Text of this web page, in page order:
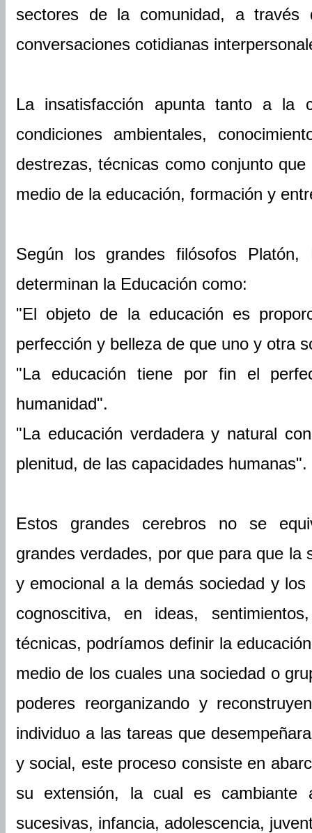
sectores de la comunidad, a
conversaciones cotidianas
La insatisfacción apunta tanto a la
condiciones ambientales,
destrezas, técnicas como conjunto
medio de la educación, formación y
Según los grandes filósofos
determinan la Educación como:
"El objeto de la educación es
perfección y belleza de que uno y otra
"La educación tiene por fin el
humanidad".
"La educación verdadera y natural
plenitud, de las capacidades humanas".
Estos grandes cerebros no se
grandes verdades, por que para que la
y emocional a la demás sociedad y
cognoscitiva, en ideas,
técnicas, podríamos definir la
medio de los cuales una sociedad o
poderes reorganizando y
individuo a las tareas que
y social, este proceso consiste en
su extensión, la cual es
sucesivas, infancia, adolescencia,